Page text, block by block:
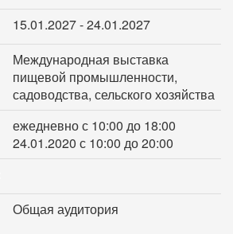
15.01.2027 - 24.01.2027
Международная выставка
пищевой промышленности,
садоводства, сельского хозяйства
ежедневно с 10:00 до 18:00
24.01.2020 с 10:00 до 20:00
Общая аудитория